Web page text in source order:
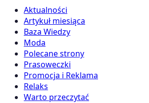
Aktualności
Artykuł miesiąca
Baza Wiedzy
Moda
Polecane strony
Prasoweczki
Promocja i Reklama
Relaks
Warto przeczytać